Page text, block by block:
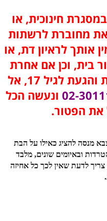
חינוכית, או
מחוברת לרשתות
אותך לראיון דת, או
בית, וכן אם אחרת
או לא קבלת צו התייצבות והגעת לגיל 17, אל
02- ונעשה הכל
את הפטור.
מנסה להציג כאילו על הבת
ובאיומים שונים, מלבד
לדעת שאין לכך כל אחיזה